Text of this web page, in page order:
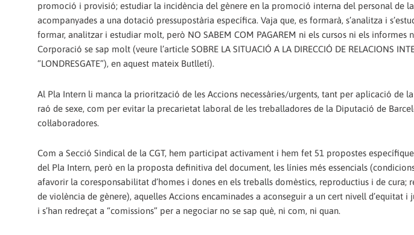
promoció i provisió; estudiar la incidència del gènere en la promoció interna del personal de
acompanyades a una dotació pressupostària específica. Vaja que, es formarà, s’analitza i
formar, analitzar i estudiar molt, però NO SABEM COM PAGAREM ni els cursos ni els informes
Corporació se sap molt (veure l’article SOBRE LA SITUACIÓ A LA DIRECCIÓ DE RELACIONS
“LONDRESGATE”), en aquest mateix Butlletí).
Al Pla Intern li manca la priorització de les Accions necessàries/urgents, tant per aplicació de
raó de sexe, com per evitar la precarietat laboral de les treballadores de la Diputació de
col·laboradores.
Com a Secció Sindical de la CGT, hem participat activament i hem fet 51 propostes
del Pla Intern, però en la proposta definitiva del document, les línies més essencials
afavorir la coresponsabilitat d’homes i dones en els treballs domèstics, reproductius i de cura;
de violència de gènere), aquelles Accions encaminades a aconseguir a un cert nivell d’equitat i
i s’han redreçat a “comissions” per a negociar no se sap què, ni com, ni quan.